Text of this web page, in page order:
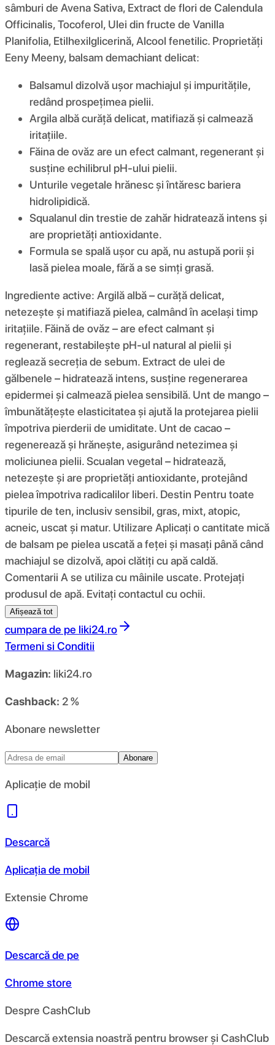
sâmburi de Avena Sativa, Extract de flori de Calendula
Officinalis, Tocoferol, Ulei din fructe de Vanilla
Planifolia, Etilhexilglicerină, Alcool fenetilic. Proprietăți
Eeny Meeny, balsam demachiant delicat:
Balsamul dizolvă ușor machiajul și impuritățile,
redând prospețimea pielii.
Argila albă curăță delicat, matifiază și calmează
iritațiile.
Făina de ovăz are un efect calmant, regenerant și
susține echilibrul pH-ului pielii.
Unturile vegetale hrănesc și întăresc bariera
hidrolipidică.
Squalanul din trestie de zahăr hidratează intens și
are proprietăți antioxidante.
Formula se spală ușor cu apă, nu astupă porii și
lasă pielea moale, fără a se simți grasă.
Ingrediente active: Argilă albă – curăță delicat,
netezește și matifiază pielea, calmând în același timp
iritațiile. Făină de ovăz – are efect calmant și
regenerant, restabilește pH-ul natural al pielii și
reglează secreția de sebum. Extract de ulei de
gălbenele – hidratează intens, susține regenerarea
epidermei și calmează pielea sensibilă. Unt de mango –
îmbunătățește elasticitatea și ajută la protejarea pielii
împotriva pierderii de umiditate. Unt de cacao –
regenerează și hrănește, asigurând netezimea și
moliciunea pielii. Scualan vegetal – hidratează,
netezește și are proprietăți antioxidante, protejând
pielea împotriva radicalilor liberi. Destin Pentru toate
tipurile de ten, inclusiv sensibil, gras, mixt, atopic,
acneic, uscat și matur. Utilizare Aplicați o cantitate mică
de balsam pe pielea uscată a feței și masați până când
machiajul se dizolvă, apoi clătiți cu apă caldă.
Comentarii A se utiliza cu mâinile uscate. Protejați
produsul de apă. Evitați contactul cu ochii.
Afișează tot
cumpara de pe liki24.ro
Termeni si Conditii
Magazin: liki24.ro
Cashback: 2 %
Abonare newsletter
Abonare
Aplicație de mobil
Descarcă
Aplicația de mobil
Extensie Chrome
Descarcă de pe
Chrome store
Despre CashClub
Descarcă extensia noastră pentru browser și CashClub